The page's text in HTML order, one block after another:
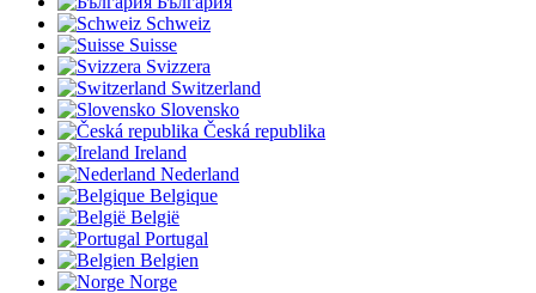
Schweiz
Suisse
Svizzera
Switzerland
Slovensko
Česká republika
Ireland
Nederland
Belgique
België
Portugal
Belgien
Norge